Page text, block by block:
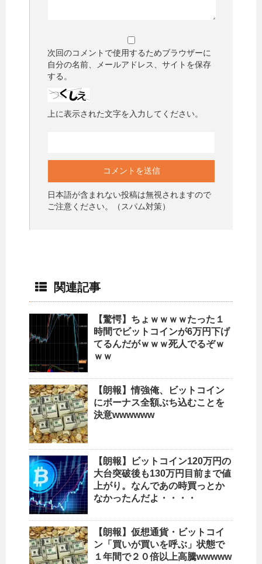
次回のコメントで使用するためブラウザーに
自分の名前、メールアドレス、サイトを保存
する。
上に表示された文字を入力してください。
日本語が含まれない投稿は無視されますので
ご注意ください。（スパム対策）
関連記事
【驚愕】ちょｗｗｗｗたった１
時間でビットコインが6万円下げ
てるんだがｗｗｗ死人でるぞｗ
ｗｗ
【朗報】情強俺、ビットコイン
にボーナス全額ぶち込むことを
決意wwwwww
【朗報】ビットコイン120万円の
大台突破後も130万円目前まで値
上がり。なんであの時買っとか
なかったんだよ・・・・
【朗報】仮想通貨・ビットコイ
ン「買いが買いを呼ぶ」状態で
１年間で２０倍以上高騰wwwww